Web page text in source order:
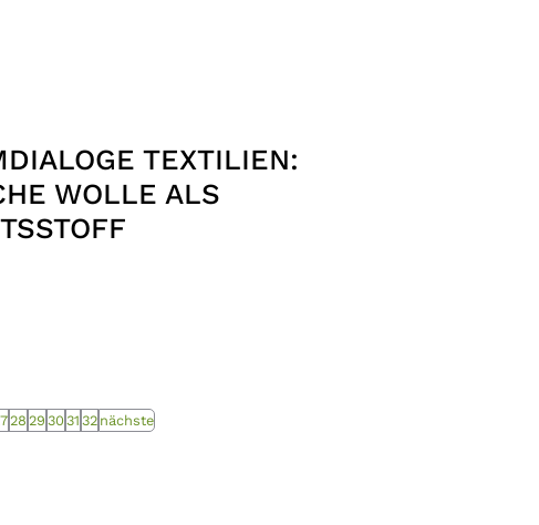
TEXTILIEN:
WOLLE ALS
28 29 30 31 32 nächste